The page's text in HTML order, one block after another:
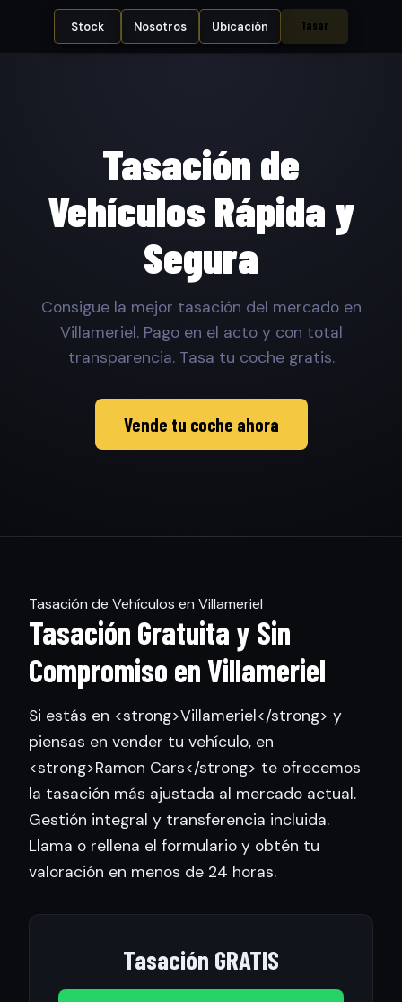
Stock Nosotros Ubicación Tasar
Tasación de
Vehículos Rápida y
Segura
Consigue la mejor tasación del mercado en
Villameriel. Pago en el acto y con total
transparencia. Tasa tu coche gratis.
Vende tu coche ahora
Tasación de Vehículos en Villameriel
Tasación Gratuita y Sin
Compromiso en Villameriel
Si estás en <strong>Villameriel</strong> y
piensas en vender tu vehículo, en
<strong>Ramon Cars</strong> te ofrecemos
la tasación más ajustada al mercado actual.
Gestión integral y transferencia incluida.
Llama o rellena el formulario y obtén tu
valoración en menos de 24 horas.
Tasación GRATIS